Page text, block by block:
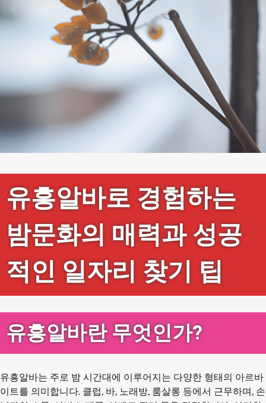
유흥알바로 경험하는
밤문화의 매력과 성공
적인 일자리 찾기 팁
유흥알바란 무엇인가?
유흥알바는 주로 밤 시간대에 이루어지는 다양한 형태의 아르바
이트를 의미합니다. 클럽, 바, 노래방, 룸살롱 등에서 근무하며, 손